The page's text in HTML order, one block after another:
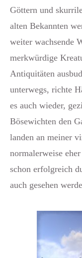
Göttern und
alten Bekannten
weiter wachsende
merkwürdige
Antiquitäten
unterwegs, richte
es auch wieder,
Bösewichten den
landen an meiner
normalerweise
schon erfolgreich
auch gesehen